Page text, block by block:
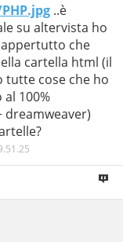
..è
su altervista ho
che
cartella html (il
tutte cose che ho
100%
dreamweaver)